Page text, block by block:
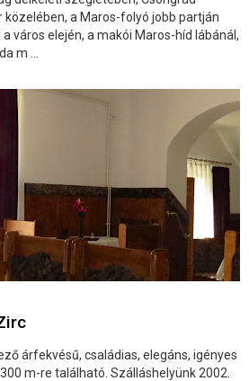
a Maros-folyó jobb partján
város elején, a makói Maros-híd lábánál,
m ...
árfekvésű, családias, elegáns, igényes
m-re található. Szálláshelyünk 2002.